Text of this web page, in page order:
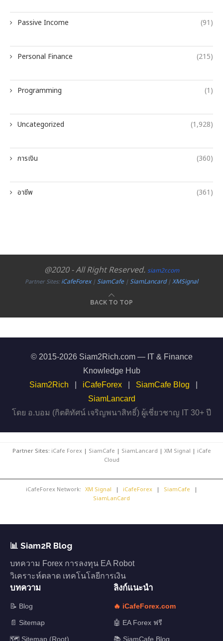
Passive Income (91)
Personal Finance (215)
Programming (1)
Uncategorized (1,928)
การเงิน (360)
อาชีพ (361)
@2020 - All Right Reserved. siam2r.com
Partner Sites:iCafeForex|SiamCafe|SiamLancard|XMSignal
BACK TO TOP
© 2015-2026 Siam2Rich.com — IT & Finance
Knowledge Hub
Siam2Rich
iCafeForex SiamCafe Blog
SiamLancard
โดย อ.บอม (กิตติทัศน์ เจริญพนาสิทธิ์) ผู้เชี่ยวชาญ IT 30+ ปี
Partner Sites: iCafe Forex| SiamCafe | SiamLancard | XM Signal | iCafe
Cloud
iCafeForex Network: XM Signal | iCafeForex | SiamCafe
|
SiamLanCard
📊 Siam2R Blog
บทความ Forex การลงทุน EA Robot
วิเคราะห์ตลาด เทคโนโลยีการเงิน
บทความ
📝 Blog
📄 Sitemap
🗺️ Sitemap (Root)
ลิงก์แนะนำ
🔥 iCafeForex.com
🤖 EA Forex ฟรี
📚 SiamCafe Blog